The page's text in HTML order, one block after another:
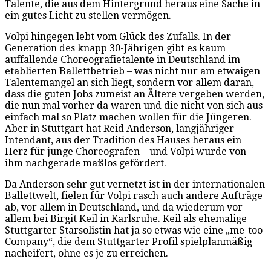
Talente, die aus dem Hintergrund heraus eine Sache in
ein gutes Licht zu stellen vermögen.
Volpi hingegen lebt vom Glück des Zufalls. In der
Generation des knapp 30-Jährigen gibt es kaum
auffallende Choreografietalente in Deutschland im
etablierten Ballettbetrieb – was nicht nur am etwaigen
Talentemangel an sich liegt, sondern vor allem daran,
dass die guten Jobs zumeist an Ältere vergeben werden,
die nun mal vorher da waren und die nicht von sich aus
einfach mal so Platz machen wollen für die Jüngeren.
Aber in Stuttgart hat Reid Anderson, langjähriger
Intendant, aus der Tradition des Hauses heraus ein
Herz für junge Choreografen – und Volpi wurde von
ihm nachgerade maßlos gefördert.
Da Anderson sehr gut vernetzt ist in der internationalen
Ballettwelt, fielen für Volpi rasch auch andere Aufträge
ab, vor allem in Deutschland, und da wiederum vor
allem bei Birgit Keil in Karlsruhe. Keil als ehemalige
Stuttgarter Starsolistin hat ja so etwas wie eine „me-too-
Company“, die dem Stuttgarter Profil spielplanmäßig
nacheifert, ohne es je zu erreichen.